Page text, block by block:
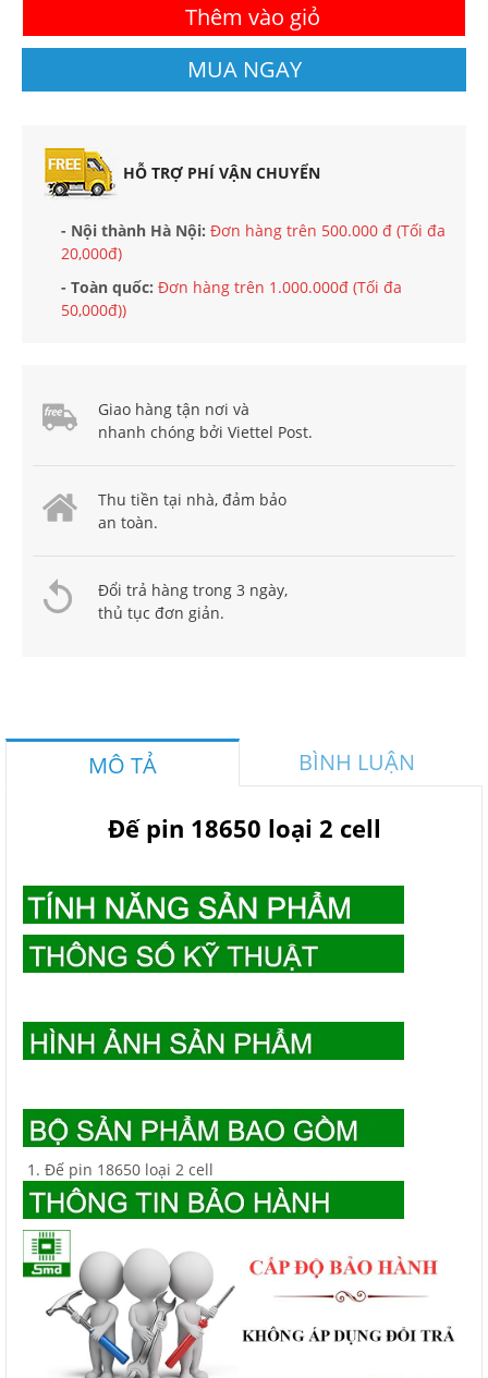
Thêm vào giỏ
MUA NGAY
HỖ TRỢ PHÍ VẬN CHUYỂN
- Nội thành Hà Nội: Đơn hàng trên 500.000 đ (Tối đa
20,000đ)
- Toàn quốc: Đơn hàng trên 1.000.000đ (Tối đa
50,000đ))
Giao hàng tận nơi và
nhanh chóng bởi Viettel Post.
Thu tiền tại nhà, đảm bảo
an toàn.
Đổi trả hàng trong 3 ngày,
thủ tục đơn giản.
MÔ TẢ BÌNH LUẬN
Đế pin 18650 loại 2 cell
Đế pin 18650 loại 2 cell